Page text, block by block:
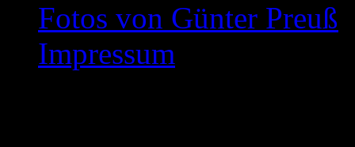
Fotos von Günter Preuß
Impressum